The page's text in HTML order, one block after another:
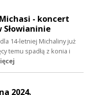
- koncert
14-letniej Michaliny już
temu spadłą z konia i
2024.